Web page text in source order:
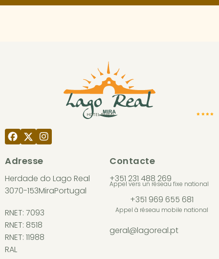
HOTEL RURAL
Adresse
Herdade do Lago Real
3070-153MiraPortugal
RNET: 7093
RNET: 8518
RNET: 11988
RAL
Contacte
+351 231 488 269
Appel vers un réseau fixe national
+351 969 655 681
Appel à réseau mobile national
geral@lagoreal.pt